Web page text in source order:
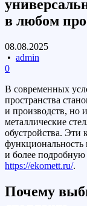
в любом
08.08.2025
• admin
0
В современных
пространства
и производств, но
металлические
обустройства. Эти
и более
https://ekomett.ru/.
Почему